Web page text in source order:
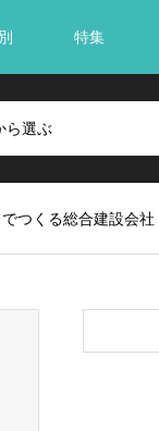
特集
ら選ぶ
つくる総合建設会社